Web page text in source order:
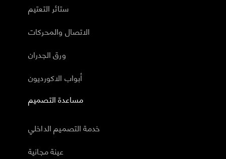
ستائر التعتيم
الاتصال والمحركات
ورق الجدران
أبواب الاكورديون
مساعدة التصميم
خدمة التصميم الداخلي
عينة مجانية